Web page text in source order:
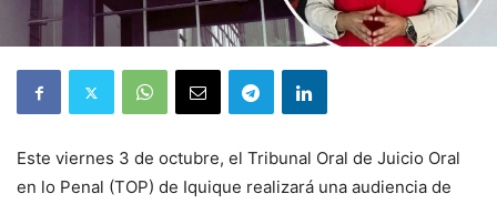
Este viernes 3 de octubre, el Tribunal Oral de Juicio Oral
en lo Penal (TOP) de Iquique realizará una audiencia de